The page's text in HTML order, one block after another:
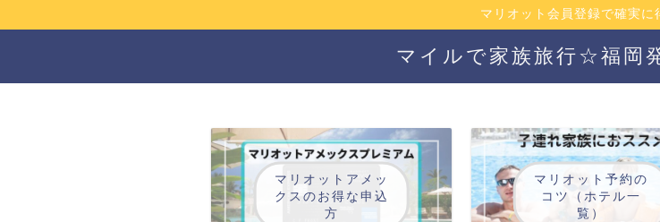
マリオット会員登録で確実に
マイルで家族旅行☆福岡
マリオットアメッ
クスのお得な申込
方
マリオット予約の
コツ（ホテル一
覧）